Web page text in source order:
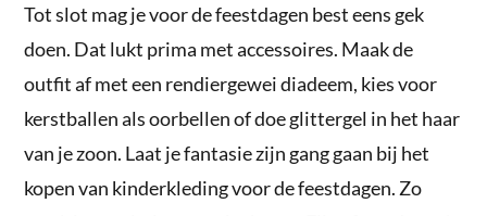
Tot slot mag je voor de feestdagen best eens gek
doen. Dat lukt prima met accessoires. Maak de
outfit af met een rendiergewei diadeem, kies voor
kerstballen als oorbellen of doe glittergel in het haar
van je zoon. Laat je fantasie zijn gang gaan bij het
kopen van kinderkleding voor de feestdagen. Zo